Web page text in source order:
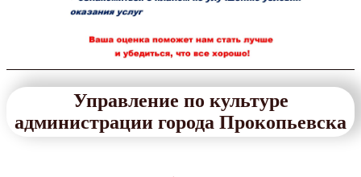
Управление по культуре
администрации города Прокопьевска